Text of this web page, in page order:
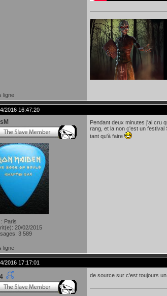
ligne
2016 16:47:20
: Paris
20/02/2015
3 589
Pendant deux minutes j'ai cru
rang, et la non c'est un festival
tant qu'à faire
ligne
2016 17:17:01
de source sur c'est toujours